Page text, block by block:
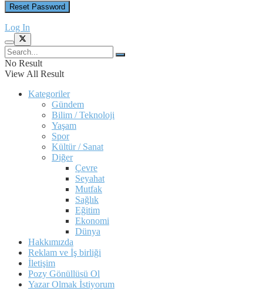
Log In
No Result
View All Result
Kategoriler
Gündem
Bilim / Teknoloji
Yaşam
Spor
Kültür / Sanat
Diğer
Çevre
Seyahat
Mutfak
Sağlık
Eğitim
Ekonomi
Dünya
Hakkımızda
Reklam ve İş birliği
İletişim
Pozy Gönüllüsü Ol
Yazar Olmak İstiyorum